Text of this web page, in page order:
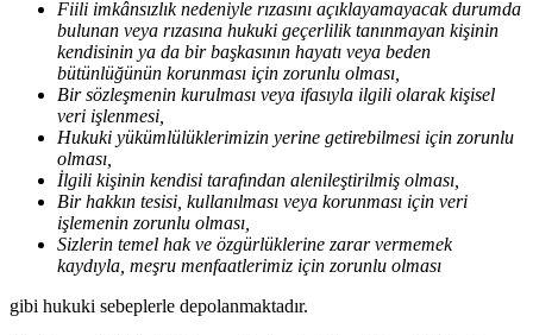
Fiili imkânsızlık nedeniyle rızasını açıklayamayacak durumda
bulunan veya rızasına hukuki geçerlilik tanınmayan kişinin
kendisinin ya da bir başkasının hayatı veya beden
bütünlüğünün korunması için zorunlu olması,
Bir sözleşmenin kurulması veya ifasıyla ilgili olarak kişisel
veri işlenmesi,
Hukuki yükümlülüklerimizin yerine getirebilmesi için zorunlu
olması,
İlgili kişinin kendisi tarafından alenileştirilmiş olması,
Bir hakkın tesisi, kullanılması veya korunması için veri
işlemenin zorunlu olması,
Sizlerin temel hak ve özgürlüklerine zarar vermemek
kaydıyla, meşru menfaatlerimiz için zorunlu olması
gibi hukuki sebeplerle depolanmaktadır.